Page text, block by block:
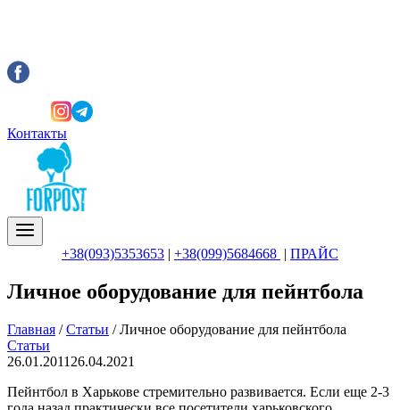
Контакты
+38(093)5353653 | +38(099)5684668 | ПРАЙС
Личное оборудование для пейнтбола
Главная / Статьи / Личное оборудование для пейнтбола
Статьи
26.01.2011 26.04.2021
Пейнтбол в Харькове стремительно развивается. Если еще 2-3